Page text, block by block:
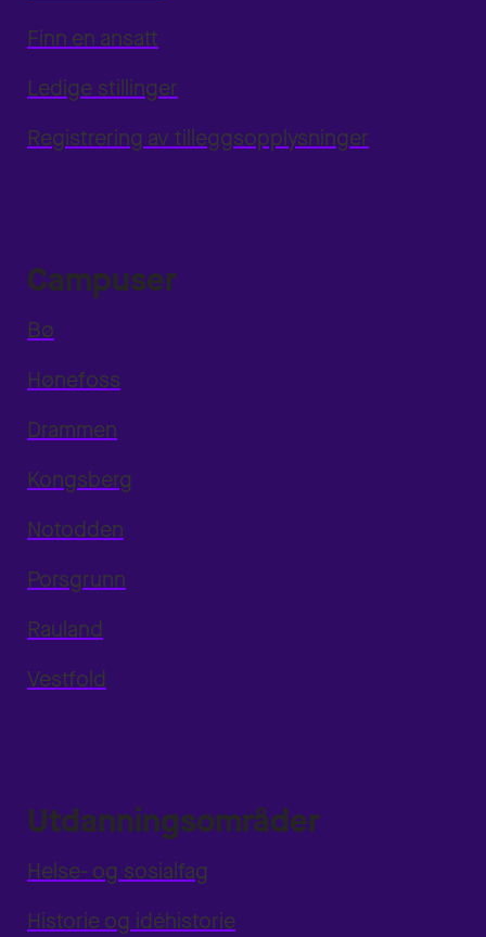
Finn en ansatt
Ledige stillinger
Registrering av tilleggsopplysninger
Campuser
Bø
Hønefoss
Drammen
Kongsberg
Notodden
Porsgrunn
Rauland
Vestfold
Utdanningsområder
Helse- og sosialfag
Historie og idéhistorie